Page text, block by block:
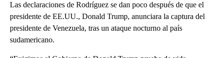
Las declaraciones de Rodríguez se dan poco después de que el
presidente de EE.UU., Donald Trump, anunciara la captura del
presidente de Venezuela, tras un ataque nocturno al país
sudamericano.